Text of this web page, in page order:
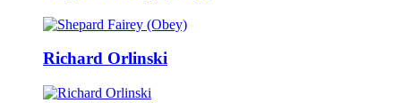
Richard Orlinski